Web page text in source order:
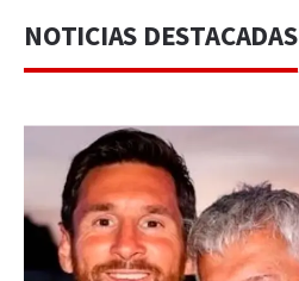
NOTICIAS DESTACADAS